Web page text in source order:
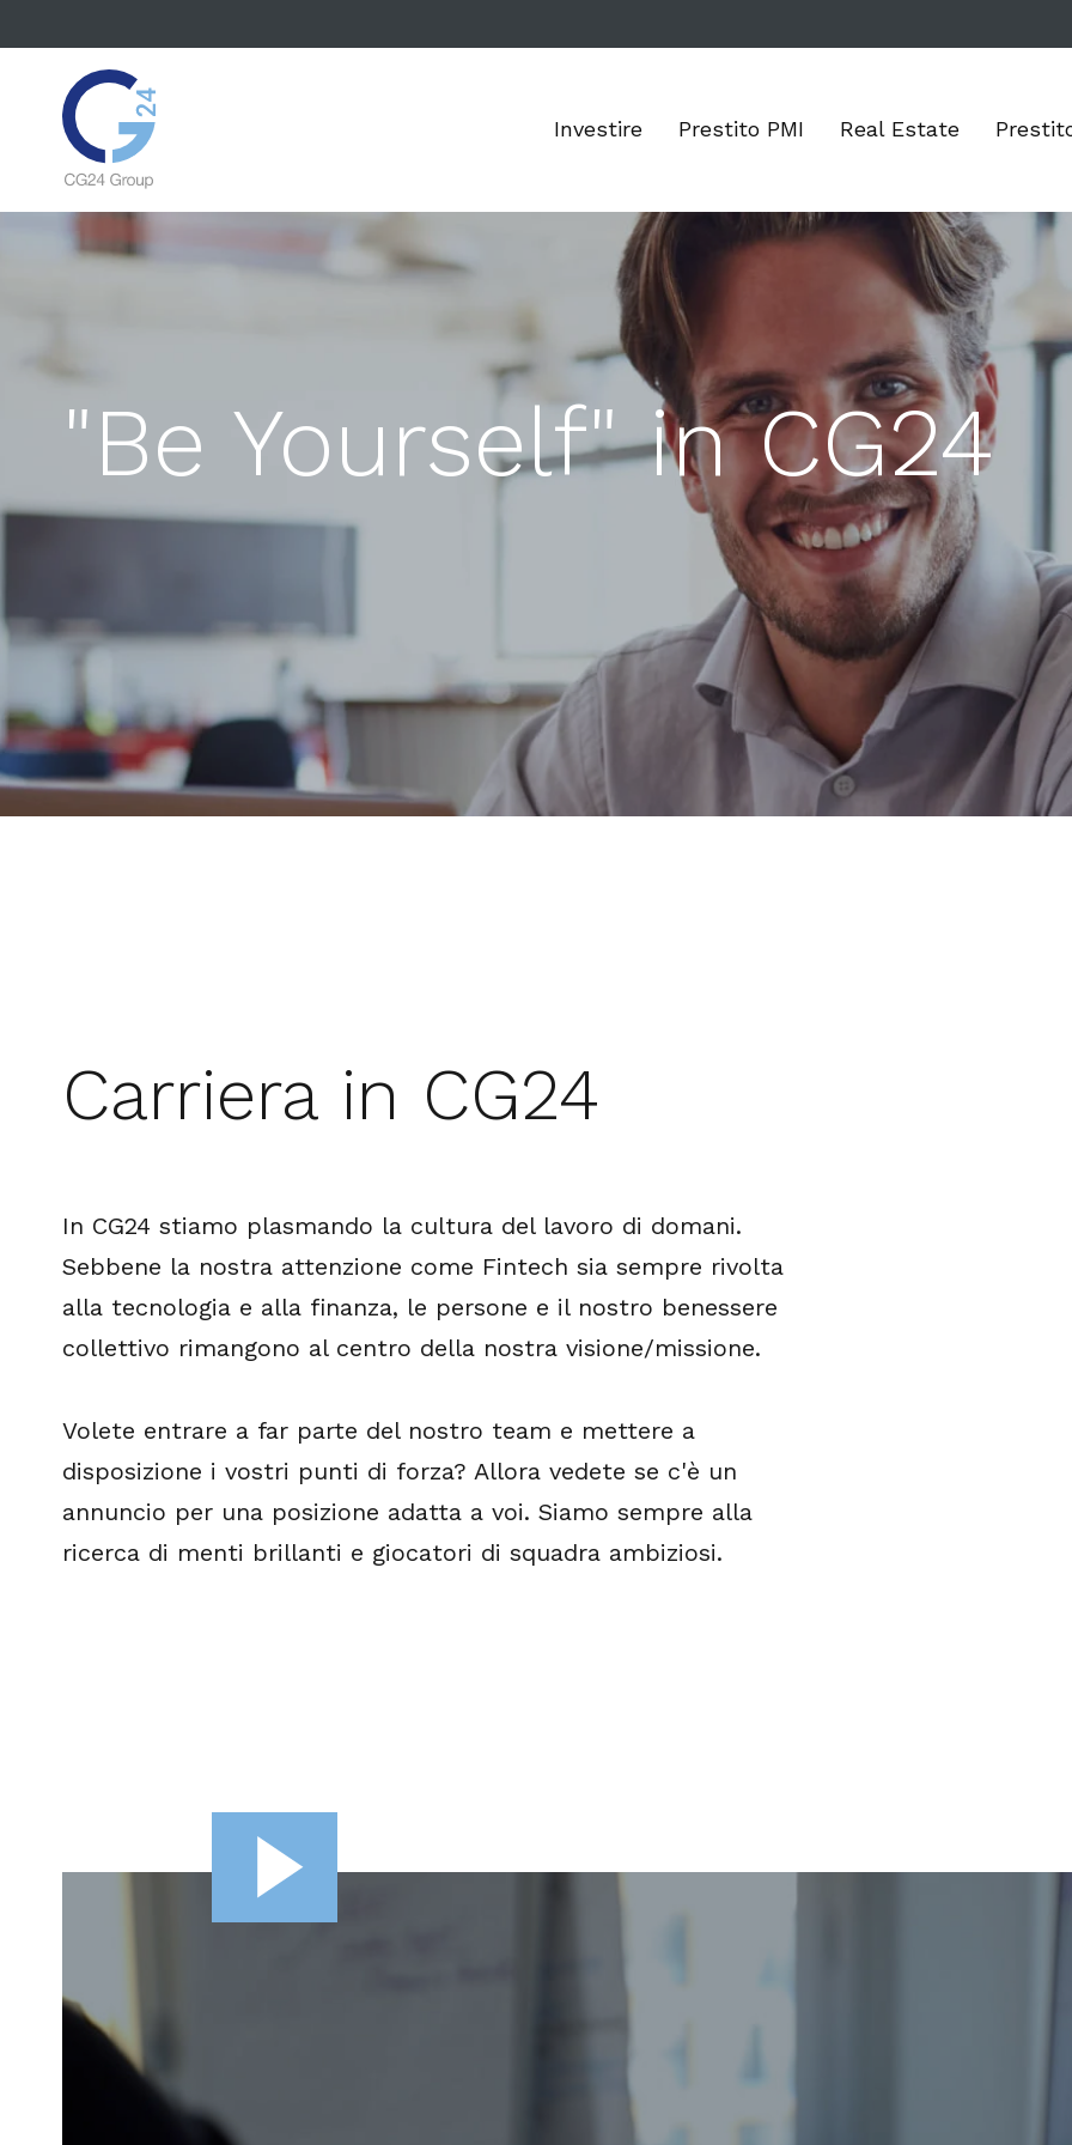
Investire Prestito PMI Real Estate
"Be Yourself" in CG24
Carriera in CG24
In CG24 stiamo plasmando la cultura del lavoro di domani.
Sebbene la nostra attenzione come Fintech sia sempre rivolta
alla tecnologia e alla finanza, le persone e il nostro benessere
collettivo rimangono al centro della nostra visione/missione.
Volete entrare a far parte del nostro team e mettere a
disposizione i vostri punti di forza? Allora vedete se c'è un
annuncio per una posizione adatta a voi. Siamo sempre alla
ricerca di menti brillanti e giocatori di squadra ambiziosi.